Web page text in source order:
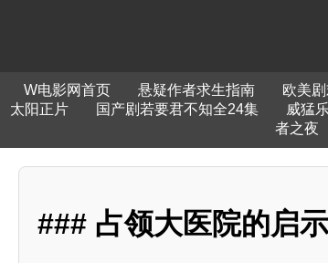
W电影网首页 悬疑作者求生指南 欧美
太阳正片
国产剧若要君不知全24集 威猛
者之夜
### 占领大医院的启